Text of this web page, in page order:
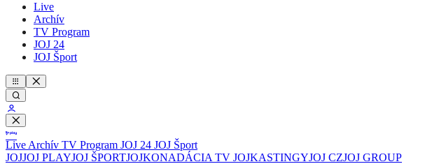
Live
Archív
TV Program
JOJ 24
JOJ Šport
Live Archív TV Program JOJ 24 JOJ Šport
JOJJOJ PLAYJOJ ŠPORTJOJKONADÁCIA TV JOJKASTINGYJOJ CZJOJ GROUP